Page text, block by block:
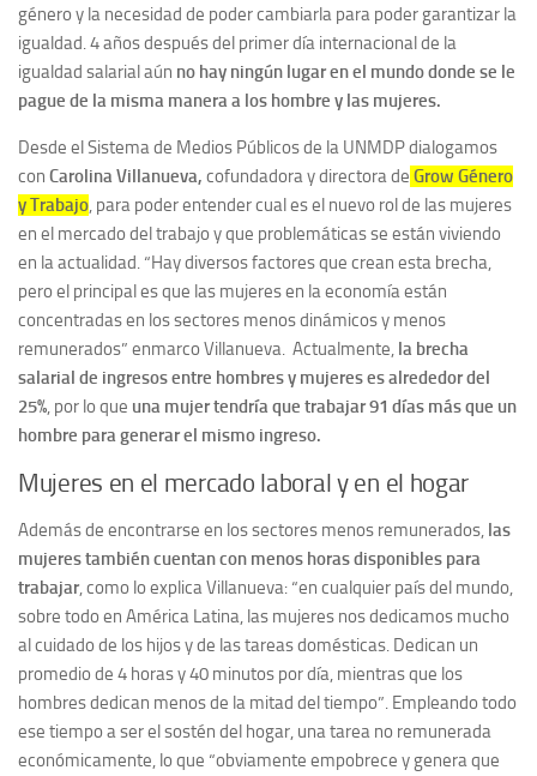
género y la necesidad de poder cambiarla para poder garantizar la
igualdad. 4 años después del primer día internacional de la
igualdad salarial aún no hay ningún lugar en el mundo donde se le
pague de la misma manera a los hombre y las mujeres.
Desde el Sistema de Medios Públicos de la UNMDP dialogamos
con Carolina Villanueva, cofundadora y directora de Grow Género
y Trabajo, para poder entender cual es el nuevo rol de las mujeres
en el mercado del trabajo y que problemáticas se están viviendo
en la actualidad. “Hay diversos factores que crean esta brecha,
pero el principal es que las mujeres en la economía están
concentradas en los sectores menos dinámicos y menos
remunerados” enmarco Villanueva. Actualmente, la brecha
salarial de ingresos entre hombres y mujeres es alrededor del
25%, por lo que una mujer tendría que trabajar 91 días más que un
hombre para generar el mismo ingreso.
Mujeres en el mercado laboral y en el hogar
Además de encontrarse en los sectores menos remunerados, las
mujeres también cuentan con menos horas disponibles para
trabajar, como lo explica Villanueva: “en cualquier país del mundo,
sobre todo en América Latina, las mujeres nos dedicamos mucho
al cuidado de los hijos y de las tareas domésticas. Dedican un
promedio de 4 horas y 40 minutos por día, mientras que los
hombres dedican menos de la mitad del tiempo”. Empleando todo
ese tiempo a ser el sostén del hogar, una tarea no remunerada
económicamente, lo que “obviamente empobrece y genera que